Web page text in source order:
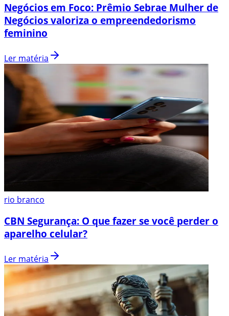
Negócios em Foco: Prêmio Sebrae Mulher de
Negócios valoriza o empreendedorismo
feminino
Ler matéria
rio branco
CBN Segurança: O que fazer se você perder o
aparelho celular?
Ler matéria